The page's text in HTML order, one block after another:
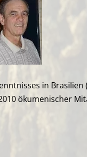
in Brasilien
ökumenischer